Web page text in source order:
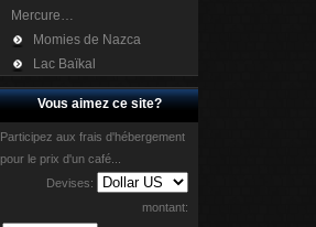
Mercure…
Momies de Nazca
Lac Baïkal
Vous aimez ce site?
Participez aux frais d'hébergement
pour le prix d'un café...
Devises:
montant: